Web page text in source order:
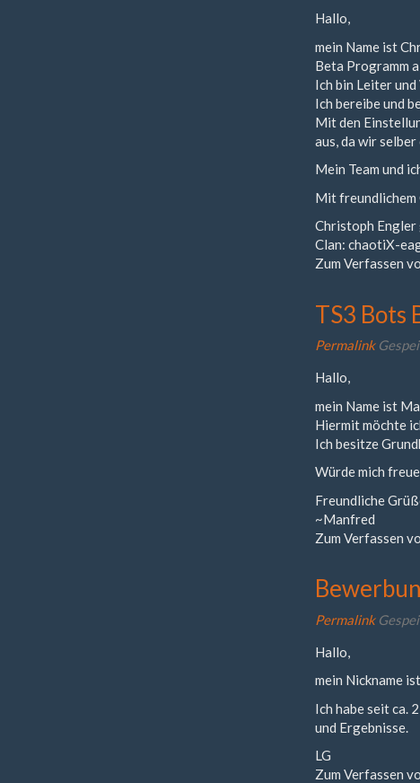
Hallo,
mein Name ist
Beta Programm
Ich bin Leiter
Ich bereibe und
Mit den
aus, da wir selber
Mein Team und
Mit freundlichem
Christoph
Clan: chaotiX-
Zum Verfassen
TS3 Bots
Permalink
Hallo,
mein Name ist
Hiermit möchte
Ich besitze
Würde mich
Freundliche
~Manfred
Zum Verfassen
Permalink
Hallo,
mein Nickname
Ich habe seit ca.
und Ergebnisse.
LG
Zum Verfassen